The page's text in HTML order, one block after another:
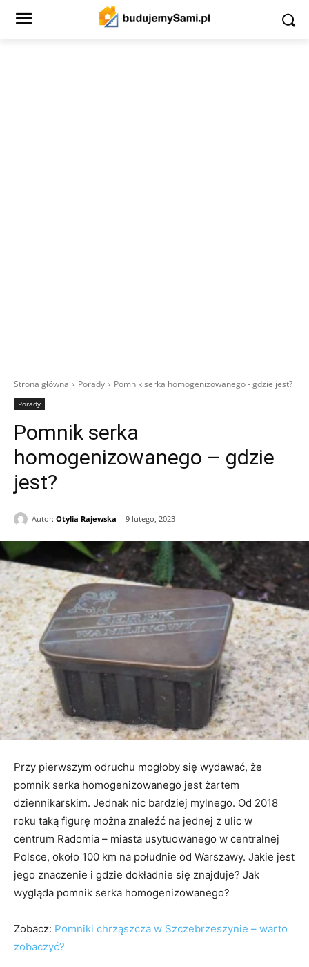
Strona główna Porady Pomnik serka homogenizowanego - gdzie jest?
Porady
Pomnik serka
homogenizowanego – gdzie
jest?
Autor: Otylia Rajewska 9 lutego, 2023
Przy pierwszym odruchu mogłoby się wydawać, że
pomnik serka homogenizowanego jest żartem
dziennikarskim. Jednak nic bardziej mylnego. Od 2018
roku taką figurę można znaleźć na jednej z ulic w
centrum Radomia – miasta usytuowanego w centralnej
Polsce, około 100 km na południe od Warszawy. Jakie jest
jego znaczenie i gdzie dokładnie się znajduje? Jak
wygląda pomnik serka homogenizowanego?
Zobacz: Pomniki chrząszcza w Szczebrzeszynie – warto
zobaczyć?